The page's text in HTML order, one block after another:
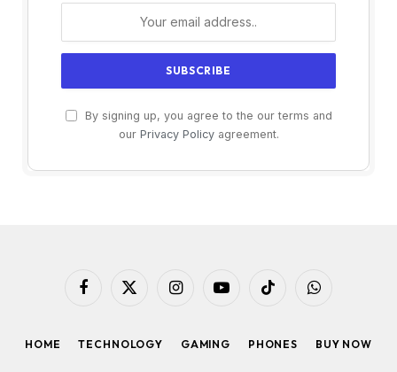
By signing up, you agree to the our terms and
our Privacy Policyagreement.
Facebook
X
InstagramYouTubeTikTok WhatsApp
HOME TECHNOLOGY GAMING PHONES BUY NOW